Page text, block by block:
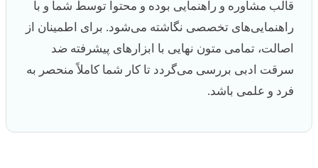
قالب مشاوره و راهنمایی بوده و محتوا توسط شما و با
راهنمایی‌های تخصصی نگاشته می‌شود. برای اطمینان از
اصالت، تمامی متون نهایی با ابزارهای پیشرفته ضد
سرقت ادبی بررسی می‌گردد تا کار شما کاملاً منحصر به
فرد و علمی باشد.